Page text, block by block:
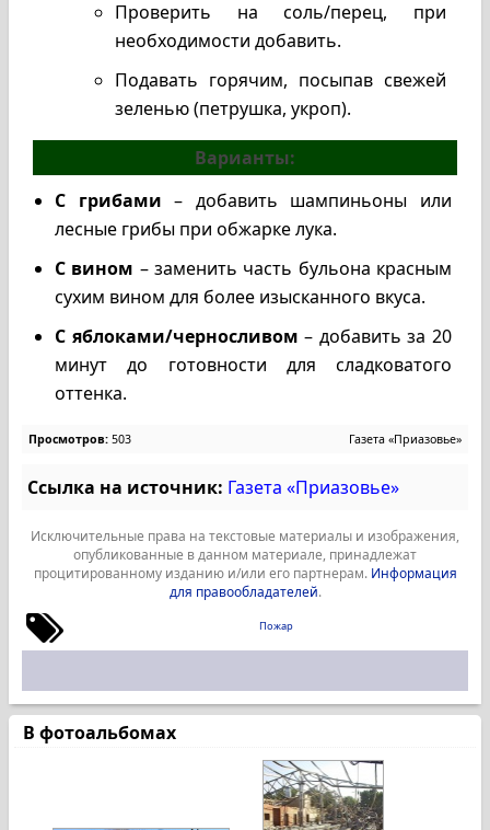
Проверить на соль/перец, при
необходимости добавить.
Подавать горячим, посыпав свежей
зеленью (петрушка, укроп).
Варианты:
С грибами – добавить шампиньоны или
лесные грибы при обжарке лука.
С вином – заменить часть бульона красным
сухим вином для более изысканного вкуса.
С яблоками/черносливом – добавить за 20
минут до готовности для сладковатого
оттенка.
Просмотров: 503 Газета «Приазовье»
Ссылка на источник: Газета «Приазовье»
Исключительные права на текстовые материалы и изображения,
опубликованные в данном материале, принадлежат
процитированному изданию и/или его партнерам. Информация
для правообладателей.
Пожар
В фотоальбомах